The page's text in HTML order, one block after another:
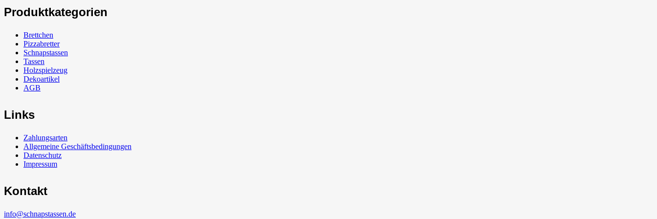
Produktkategorien
Brettchen
Pizzabretter
Schnapstassen
Tassen
Holzspielzeug
Dekoartikel
AGB
Links
Zahlungsarten
Allgemeine Geschäftsbedingungen
Datenschutz
Impressum
Kontakt
info@schnapstassen.de